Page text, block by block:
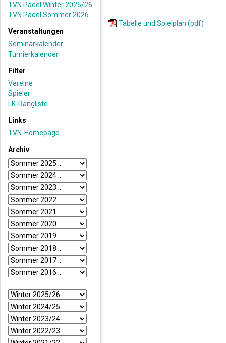
TVN Padel Winter 2025/26
TVN Padel Sommer 2026
Veranstaltungen
Seminarkalender
Turnierkalender
Filter
Vereine
Spieler
LK-Rangliste
Links
TVN-Homepage
Archiv
Tabelle und Spielplan (pdf)